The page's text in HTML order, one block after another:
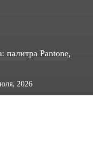
палитра Pantone,
2026